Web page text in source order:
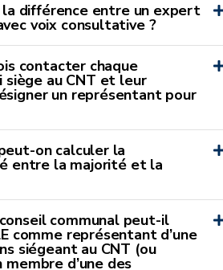
différence entre un expert
voix consultative ?
contacter chaque
siège au CNT et leur
un représentant pour
on calculer la
entre la majorité et la
communal peut-il
comme représentant d’une
siégeant au CNT (ou
d’une des